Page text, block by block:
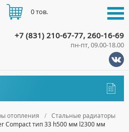
отопления
Стальные радиаторы
Compact тип 33 h500 мм l2300 мм
+7 (831) 210-67-77, 260-16-69
пн-пт, 09.00-18.00
0 тов.